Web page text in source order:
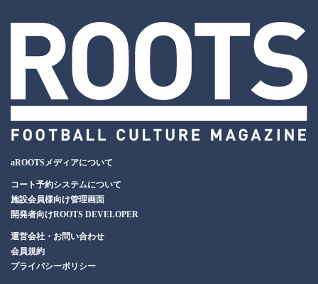
aROOTSメディアについて
コート予約システムについて
施設会員様向け管理画面
開発者向けROOTS DEVELOPER
運営会社・お問い合わせ
会員規約
プライバシーポリシー